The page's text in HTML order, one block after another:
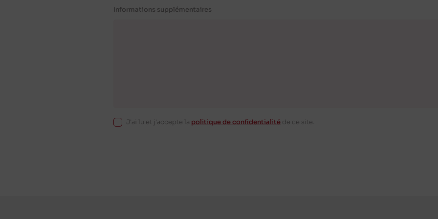
Informations supplémentaires
J'ai lu et j'accepte la politique de confidentialité de ce site.